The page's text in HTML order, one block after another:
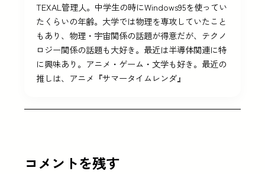
TEXAL管理人。中学生の時にWindows95を使ってい
たくらいの年齢。大学では物理を専攻していたこと
もあり、物理・宇宙関係の話題が得意だが、テクノ
ロジー関係の話題も大好き。最近は半導体関連に特
に興味あり。アニメ・ゲーム・文学も好き。最近の
推しは、アニメ『サマータイムレンダ』
コメントを残す